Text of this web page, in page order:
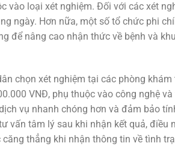
vào loại xét nghiệm. Đối với các xét
ngày. Hơn nữa, một số tổ chức phi
để nâng cao nhận thức về bệnh và
chọn xét nghiệm tại các phòng
VNĐ, phụ thuộc vào công nghệ
vụ nhanh chóng hơn và đảm bảo
vấn tâm lý sau khi nhận kết quả,
thẳng khi nhận thông tin về tình